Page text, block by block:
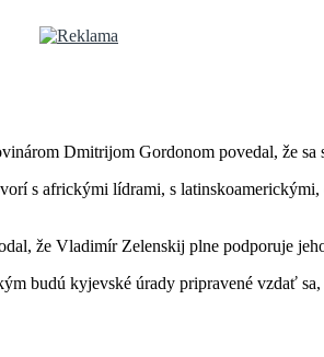
Dmitrijom Gordonom povedal, že
s africkými lídrami, s
že Vladimír Zelenskij plne podporuje
budú kyjevské úrady pripravené vzdať